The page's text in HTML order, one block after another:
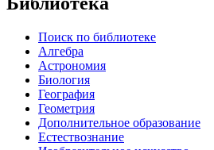
Поиск по библиотеке
Алгебра
Астрономия
Биология
География
Геометрия
Дополнительное образование
Естествознание